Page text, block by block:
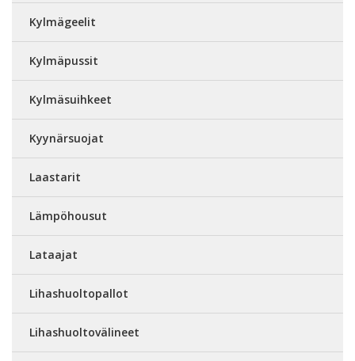
Kylmägeelit
Kylmäpussit
Kylmäsuihkeet
Kyynärsuojat
Laastarit
Lämpöhousut
Lataajat
Lihashuoltopallot
Lihashuoltovälineet